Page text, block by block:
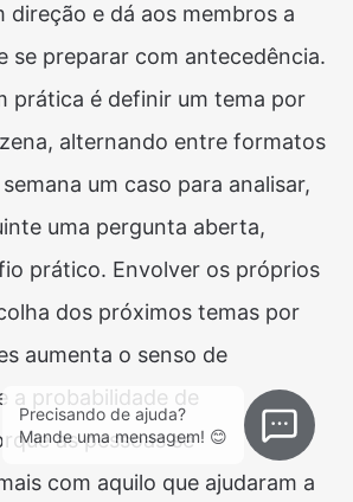
Precisando de ajuda?
Mande uma mensagem! 😊
direção e dá aos membros a
se preparar com antecedência.
prática é definir um tema por
alternando entre formatos
um caso para analisar,
uma pergunta aberta,
prático. Envolver os próprios
dos próximos temas por
aumenta o senso de
a probabilidade de
as pessoas se
com aquilo que ajudaram a